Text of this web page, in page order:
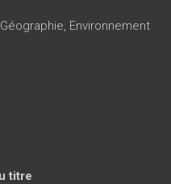
Géographie, Environnement
titre